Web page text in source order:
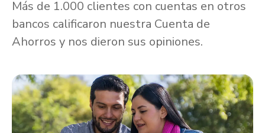
Más de 1.000 clientes con cuentas en otros
bancos calificaron nuestra Cuenta de
Ahorros y nos dieron sus opiniones.